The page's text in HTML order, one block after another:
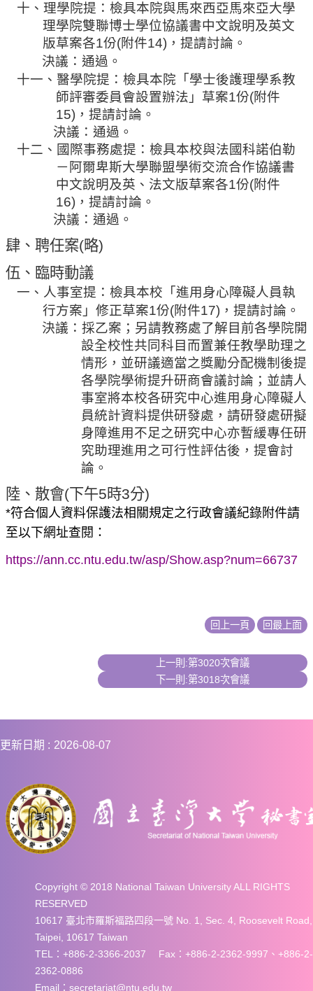
十、理學院提：檢具本院與馬來西亞馬來亞大學
理學院雙聯博士學位協議書中文說明及英文
版草案各1份(附件14) ，提請討論。
決議：通過。
十一、醫學院提：檢具本院「學士後護理學系教
師評審委員會設置辦法」草案1份(附件
15) ，提請討論。
決議：通過。
十二、國際事務處提：檢具本校與法國科諾伯勒
－阿爾卑斯大學聯盟學術交流合作協議書
中文說明及英、法文版草案各1份(附件
16) ，提請討論。
決議：通過。
肆、聘任案(略)
伍、 臨時動議
一、人事室提 ：檢具本校「進用身心障礙人員執
行方案」修正草案1份(附件17) ，提請討論。
決議： 採乙案；另請教務處了解目前各學院開
設全校性共同科目而置兼任教學助理之
情形，並研議適當之獎勵分配機制後提
各學院學術提升研商會議討論；並請人
事室將本校各研究中心進用身心障礙人
員統計資料提供研發處，請研發處研擬
身障進用不足之研究中心亦暫緩專任研
究助理進用之可行性評估後，提會討
論。
陸、散會(下午5時3分)
*符合個人資料保護法相關規定之行政會議紀錄附件請
至以下網址查閱 ：
https://ann.cc.ntu.edu.tw/asp/Show.asp?num=66737
回上一頁 回最上面
上一則:第3020次會議
下一則:第3018次會議
更新日期 2026-08-07
Copyright © 2018 National Taiwan University ALL RIGHTS
RESERVED
10617 臺北市羅斯福路四段一號 No. 1, Sec. 4, Roosevelt Road,
Taipei, 10617 Taiwan
TEL：+886-2-3366-2037 Fax：+886-2-2362-9997、+886-2-
2362-0886
Email：secretariat@ntu.edu.tw